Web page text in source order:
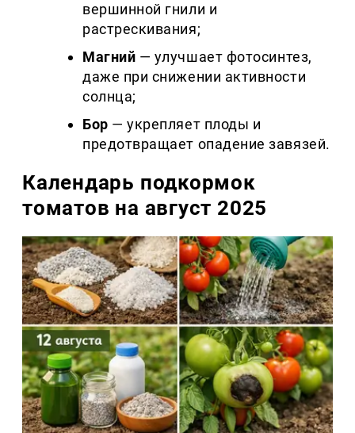
вершинной гнили и
растрескивания;
Магний — улучшает фотосинтез,
даже при снижении активности
солнца;
Бор — укрепляет плоды и
предотвращает опадение завязей.
Календарь подкормок
томатов на август 2025